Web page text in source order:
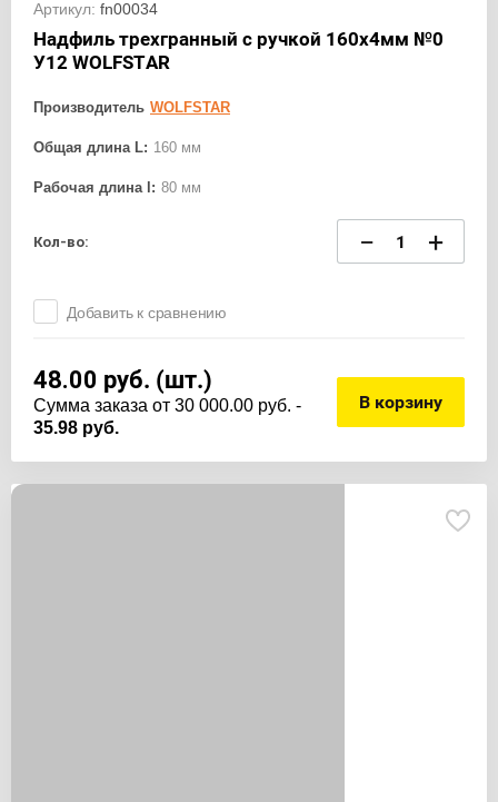
Артикул: fn00034
Надфиль трехгранный с ручкой 160х4мм №0
У12 WOLFSTAR
Производитель WOLFSTAR
Общая длина L: 160 мм
Рабочая длина l: 80 мм
Кол-во: − +
Добавить к сравнению
48.00 руб. (шт.)
Cумма заказа от 30 000.00 руб. -
35.98 руб.
В корзину